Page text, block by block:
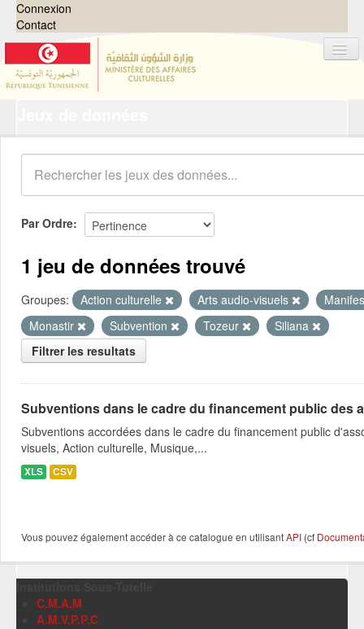
Connexion
Contact
Organisations
Groupes
Demandes 0
À propos
Par Ordre
1 jeu de données trouvé
Groupes: Action culturelle Arts audio-visuels
Monastir
Subvention Tozeur
Siliana
Filtrer les resultats
Subventions dans le cadre du financement public des
Subventions accordées dans le cadre du financement public
visuels, Action culturelle, Musique,...
XLS CSV
Vous pouvez également accéder à ce catalogue en utilisantAPI (cf
C.M.A.M
A.M.V.P.P.C